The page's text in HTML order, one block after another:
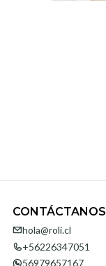
CONTÁCTANOS
hola@roli.cl
+56226347051
56979657167